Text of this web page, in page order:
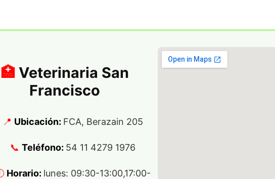
Veterinaria San
Francisco
Ubicación: FCA, Berazain 205
Teléfono: 54 11 4279 1976
Horario: lunes: 09:30-13:00,17:00-